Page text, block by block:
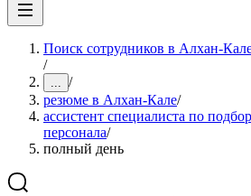
Поиск сотрудников в Алхан-
/
... /
резюме в Алхан-Кале/
ассистент специалиста по
персонала/
полный день